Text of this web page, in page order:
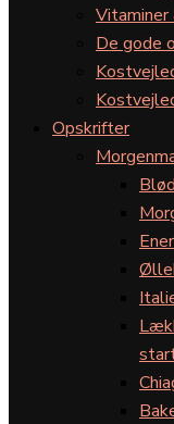
Vitaminer
De gode
Opskrifter